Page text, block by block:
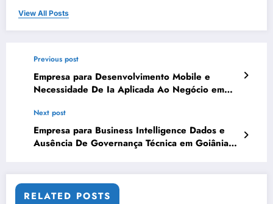
View All Posts
Previous post
Empresa para Desenvolvimento Mobile e
Necessidade De Ia Aplicada Ao Negócio em
Next post
Empresa para Business Intelligence Dados e
Ausência De Governança Técnica em Goiânia |
RELATED POSTS